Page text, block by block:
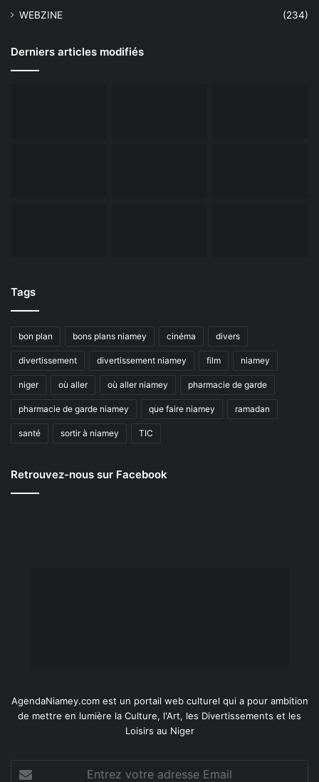
WEBZINE
(234)
Derniers articles modifiés
Tags
bon plan bons plans niamey cinéma divers
divertissement divertissement niamey film niamey
niger où aller où aller niamey pharmacie de garde
pharmacie de garde niamey que faire niamey ramadan
santé sortir à niamey TIC
Retrouvez-nous sur Facebook
AgendaNiamey.com est un portail web culturel qui a pour ambition
de mettre en lumière la Culture, l'Art, les Divertissements et les
Loisirs au Niger